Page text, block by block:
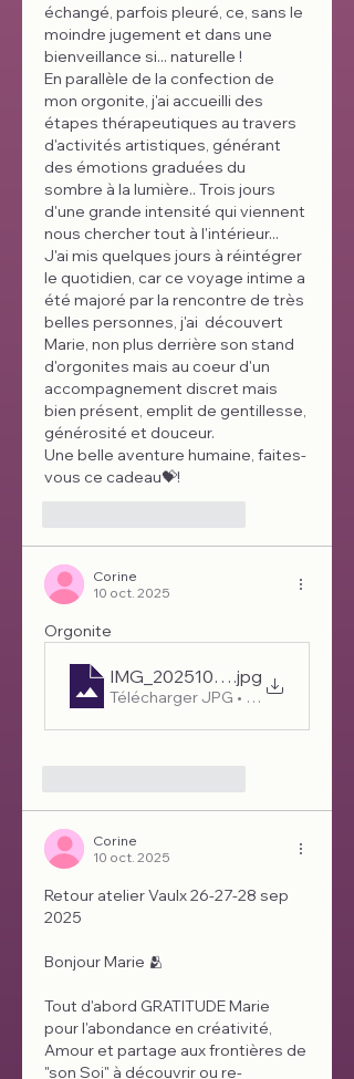
échangé, parfois pleuré, ce, sans le
moindre jugement et dans une
bienveillance si... naturelle !
En parallèle de la confection de
mon orgonite, j'ai accueilli des
étapes thérapeutiques au travers
d'activités artistiques, générant
des émotions graduées du
sombre à la lumière.. Trois jours
d'une grande intensité qui viennent
nous chercher tout à l'intérieur...
J'ai mis quelques jours à réintégrer
le quotidien, car ce voyage intime a
été majoré par la rencontre de très
belles personnes, j'ai  découvert
Marie, non plus derrière son stand
d'orgonites mais au coeur d'un
accompagnement discret mais
bien présent, emplit de gentillesse,
générosité et douceur.
Une belle aventure humaine, faites-
vous ce cadeau💝!
Corine
10 oct. 2025
Orgonite
IMG_20251010_155727
.jpg
Télécharger JPG • 2.08MB
Corine
10 oct. 2025
Retour atelier Vaulx 26-27-28 sep
2025
Bonjour Marie 🫂
Tout d'abord GRATITUDE Marie
pour l'abondance en créativité,
Amour et partage aux frontières de
"son Soi" à découvrir ou re-